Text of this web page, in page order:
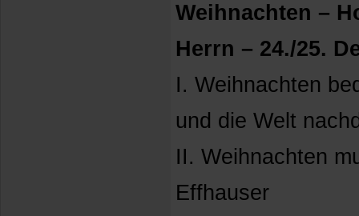
Weihnachten –
Herrn – 24./25.
I. Weihnachten
und die Welt
II. Weihnachten
Effhauser